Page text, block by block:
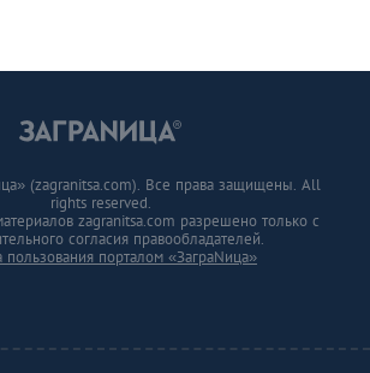
(zagranitsa.com). Все права защищены. All
rights reserved.
zagranitsa.com разрешено только с
согласия правообладателей.
пользования порталом «ЗаграNица»